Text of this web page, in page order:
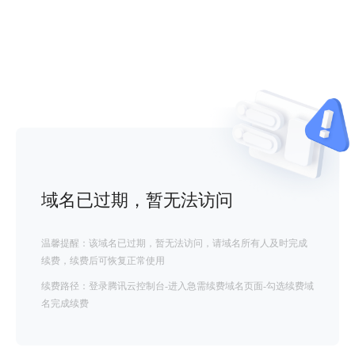
域名已过期，暂无法访问
温馨提醒：该域名已过期，暂无法访问，请域名所有人及时完成
续费，续费后可恢复正常使用
续费路径：登录腾讯云控制台-进入急需续费域名页面-勾选续费域
名完成续费